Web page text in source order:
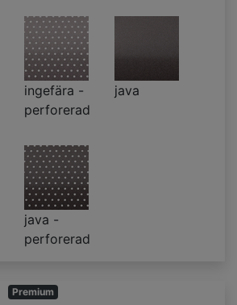
ingefära -
perforerad
java
java -
perforerad
Premium